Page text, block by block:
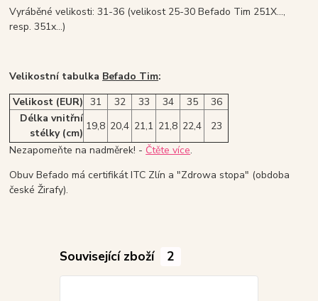
Vyráběné velikosti: 31-36 (velikost 25-30 Befado Tim 251X...,
resp. 351x...)
Velikostní tabulka Befado Tim:
Velikost (EUR) 31 32 33 34 35
36
Délka vnitřní
stélky (cm)
19,8 20,4 21,1 21,8 22,4
23
Nezapomeňte na nadměrek! - Čtěte více.
Obuv Befado má certifikát ITC Zlín a "Zdrowa stopa" (obdoba
české Žirafy).
Související zboží 2